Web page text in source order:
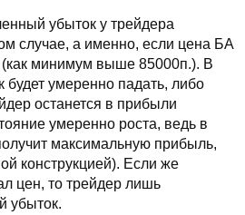
убыток у трейдера
случае, а именно, если цена БА
(как минимум выше 85000п.). В
будет умеренно падать, либо
останется в прибыли
умеренно роста, ведь в
максимальную прибыль,
конструкцией). Если же
цен, то трейдер лишь
убыток.